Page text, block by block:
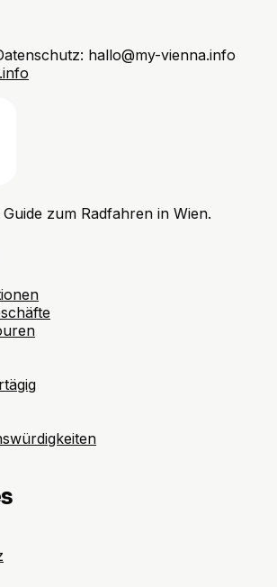
hallo@my-vienna.info
zum Radfahren in Wien.